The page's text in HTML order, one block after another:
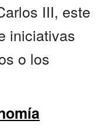
III, este
iniciativas
o los